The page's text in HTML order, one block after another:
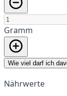
Gramm
Wie viel darf ich
Nährwerte